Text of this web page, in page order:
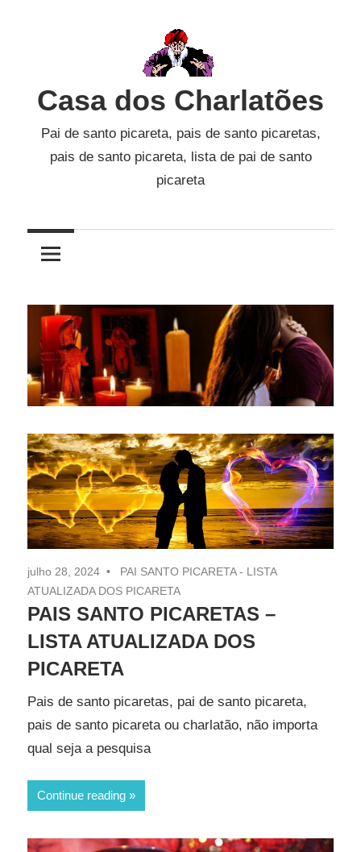
Casa dos Charlatões
Pai de santo picareta, pais de santo picaretas,
pais de santo picareta, lista de pai de santo
picareta
julho 28, 2024
PAI SANTO PICARETA - LISTA
ATUALIZADA DOS PICARETA
PAIS SANTO PICARETAS –
LISTA ATUALIZADA DOS
PICARETA
Pais de santo picaretas, pai de santo picareta,
pais de santo picareta ou charlatão, não importa
qual seja a pesquisa
Continue reading